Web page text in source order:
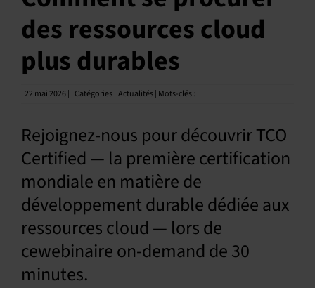
Français
des ressources cloud
plus durables
| 22 mai 2026 | Catégories :Actualités | Mots-clés :
Rejoignez-nous pour découvrir TCO
Certified — la première certification
mondiale en matière de
développement durable dédiée aux
ressources cloud — lors de
cewebinaire on-demand de 30
minutes.